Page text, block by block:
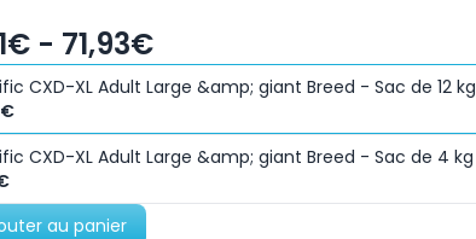
- 71,93€
CXD-XL Adult Large &amp; giant Breed - Sac de 12 kg
CXD-XL Adult Large &amp; giant Breed - Sac de 4 kg
au panier